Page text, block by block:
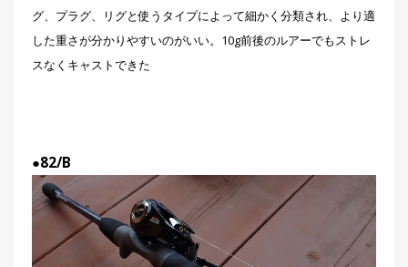
グ、プラグ、リグと使うタイプによって細かく分類され、より適
した重さが分かりやすいのがいい。10g前後のルアーでもストレ
スなくキャストできた
●82/B